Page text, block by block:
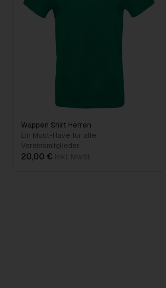
Wappen Shirt Herren
Ein Must-Have für alle
Vereinsmitglieder.
20,00 €